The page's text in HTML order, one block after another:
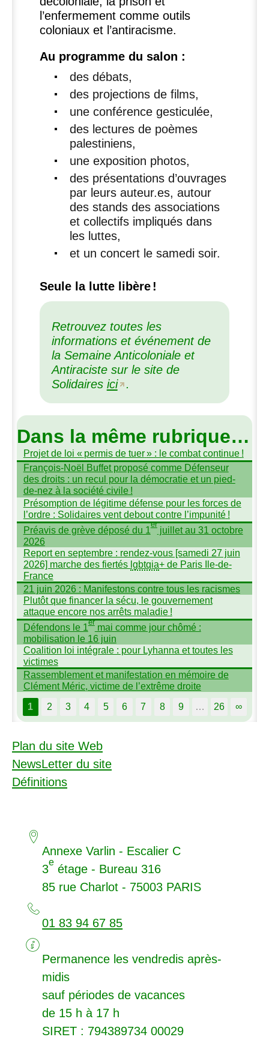
l’enfermement comme outils
coloniaux et l’antiracisme.
Au programme du salon :
des débats,
des projections de films,
une conférence gesticulée,
des lectures de poèmes
palestiniens,
une exposition photos,
des présentations d’ouvrages
par leurs auteur.es, autour
des stands des associations
et collectifs impliqués dans
les luttes,
et un concert le samedi soir.
Seule la lutte libère!
Retrouvez toutes les
informations et événement de
la Semaine Anticoloniale et
Antiraciste sur le site de
Solidaires ici .
Dans la même rubrique…
Projet de loi « permis de tuer» : le combat continue !
François-Noël Buffet proposé comme Défenseur
des droits : un recul pour la démocratie et un pied-
de-nez à la société civile !
Présomption de légitime défense pour les forces de
l’ordre : Solidaires vent debout contre l’impunité !
Préavis de grève déposé du 1erjuillet au 31 octobre
2026
Report en septembre : rendez-vous [samedi 27 juin
2026] marche des fiertés lgbtqia+ de Paris Ile-de-
France
21 juin 2026 : Manifestons contre tous les racismes
Plutôt que financer la sécu, le gouvernement
attaque encore nos arrêts maladie !
Défendons le 1ermai comme jour chômé :
mobilisation le 16 juin
Coalition loi intégrale : pour Lyhanna et toutes les
victimes
Rassemblement et manifestation en mémoire de
Clément Méric, victime de l’extrême droite
1
2 3 4 5 6 7 8 9 … 26 ∞
Plan du site Web
NewsLetter du site
Définitions
Annexe Varlin - Escalier C
3
e
étage - Bureau 316
85 rue Charlot - 75003 PARIS
01 83 94 67 85
Permanence les vendredis après-
midis
sauf périodes de vacances
de 15 h à 17 h
SIRET: 794389734 00029